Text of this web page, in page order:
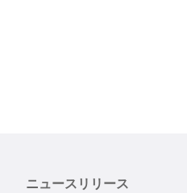
ニュースリリース